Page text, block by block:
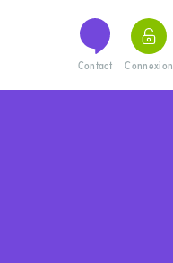
Contact Connexion